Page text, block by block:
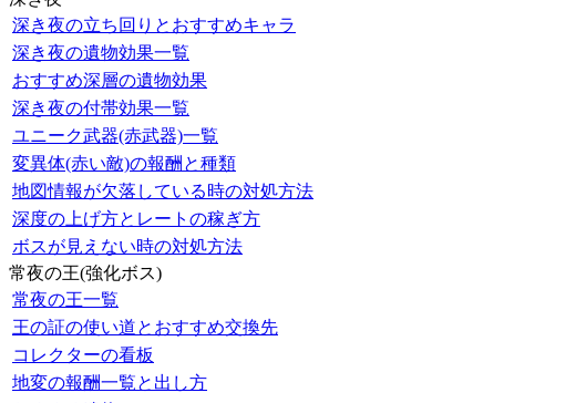
深き夜の立ち回りとおすすめキャラ
深き夜の遺物効果一覧
おすすめ深層の遺物効果
深き夜の付帯効果一覧
ユニーク武器(赤武器)一覧
変異体(赤い敵)の報酬と種類
地図情報が欠落している時の対処方法
深度の上げ方とレートの稼ぎ方
ボスが見えない時の対処方法
常夜の王(強化ボス)
常夜の王一覧
王の証の使い道とおすすめ交換先
コレクターの看板
地変の報酬一覧と出し方